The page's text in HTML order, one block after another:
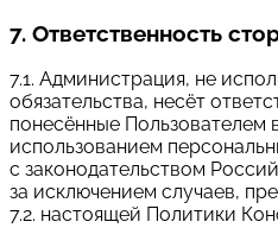
7. Ответственность
7.1. Администрация, не
обязательства, несёт
понесённые Пользователем
использованием
с законодательством
за исключением случаев,
7.2. настоящей Политики